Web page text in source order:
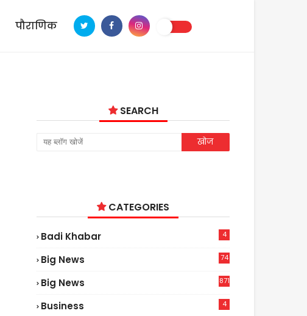
पौराणिक
SEARCH
CATEGORIES
Badi Khabar 4
Big News
74
Big News 871
Business 4